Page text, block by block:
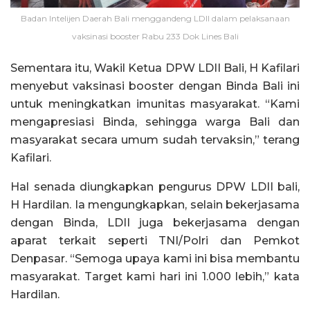
Badan Intelijen Daerah Bali menggandeng LDII dalam pelaksanaan
vaksinasi booster Rabu 233 Dok Lines Bali
Sementara itu, Wakil Ketua DPW LDII Bali, H Kafilari
menyebut vaksinasi booster dengan Binda Bali ini
untuk meningkatkan imunitas masyarakat. “Kami
mengapresiasi Binda, sehingga warga Bali dan
masyarakat secara umum sudah tervaksin,” terang
Kafilari.
Hal senada diungkapkan pengurus DPW LDII bali,
H Hardilan. Ia mengungkapkan, selain bekerjasama
dengan Binda, LDII juga bekerjasama dengan
aparat terkait seperti TNI/Polri dan Pemkot
Denpasar. “Semoga upaya kami ini bisa membantu
masyarakat. Target kami hari ini 1.000 lebih,” kata
Hardilan.